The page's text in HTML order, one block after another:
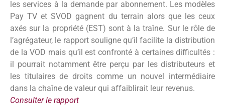
les services à la demande par abonnement. Les modèles
Pay TV et SVOD gagnent du terrain alors que les ceux
axés sur la propriété (EST) sont à la traîne. Sur le rôle de
l’agrégateur, le rapport souligne qu’il facilite la distribution
de la VOD mais qu’il est confronté à certaines difficultés :
il pourrait notamment être perçu par les distributeurs et
les titulaires de droits comme un nouvel intermédiaire
dans la chaîne de valeur qui affaiblirait leur revenus.
Consulter le rapport